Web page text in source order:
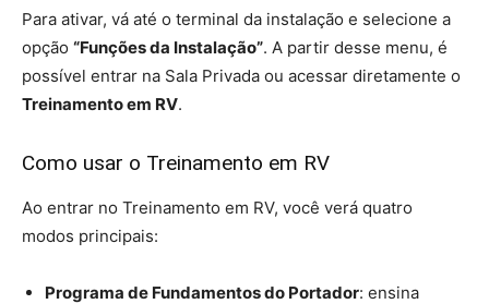
Para ativar, vá até o terminal da instalação e selecione a
opção “Funções da Instalação”. A partir desse menu, é
possível entrar na Sala Privada ou acessar diretamente o
Treinamento em RV.
Como usar o Treinamento em RV
Ao entrar no Treinamento em RV, você verá quatro
modos principais:
Programa de Fundamentos do Portador: ensina